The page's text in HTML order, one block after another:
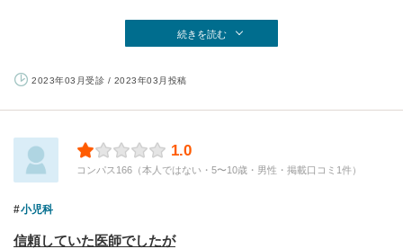
続きを読む
2023年03月受診 / 2023年03月投稿
1.0
コンパス166（本人ではない・5〜10歳・男性・掲載口コミ1件）
小児科
信頼していた医師でしたが